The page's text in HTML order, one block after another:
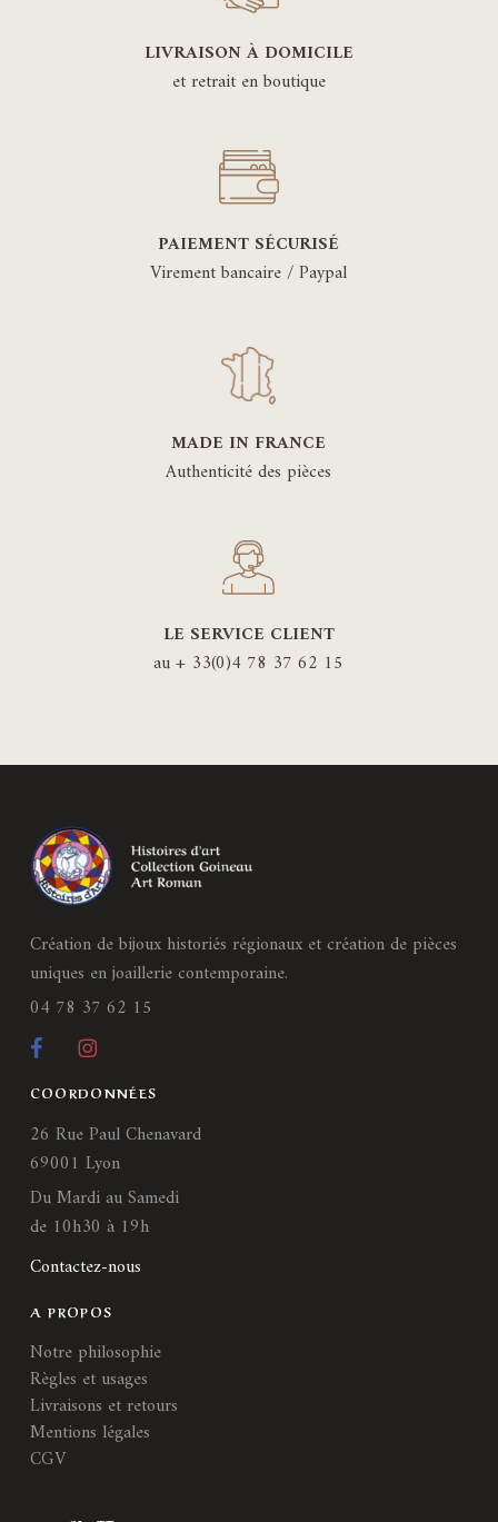
LIVRAISON À DOMICILE
et retrait en boutique
PAIEMENT SÉCURISÉ
Virement bancaire / Paypal
MADE IN FRANCE
Authenticité des pièces
LE SERVICE CLIENT
au + 33(0)4 78 37 62 15
Création de bijoux historiés régionaux et création de pièces
uniques en joaillerie contemporaine.
04 78 37 62 15
COORDONNÉES
26 Rue Paul Chenavard
69001 Lyon
Du Mardi au Samedi
de 10h30 à 19h
Contactez-nous
A PROPOS
Notre philosophie
Règles et usages
Livraisons et retours
Mentions légales
CGV